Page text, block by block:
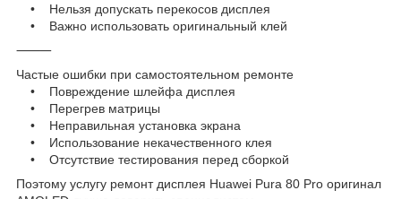
• Нельзя допускать перекосов дисплея
• Важно использовать оригинальный клей
⸻
Частые ошибки при самостоятельном ремонте
• Повреждение шлейфа дисплея
• Перегрев матрицы
• Неправильная установка экрана
• Использование некачественного клея
• Отсутствие тестирования перед сборкой
Поэтому услугу ремонт дисплея Huawei Pura 80 Pro оригинал